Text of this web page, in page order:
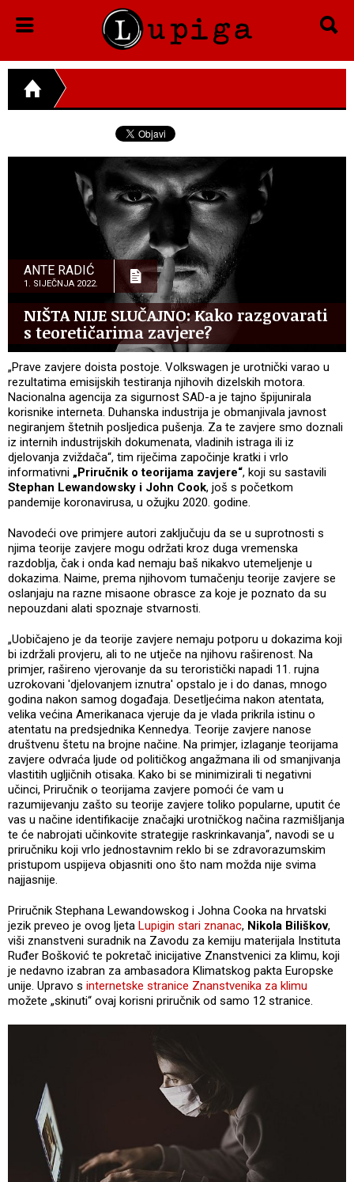
ANTE RADIĆ
1. SIJEČNJA 2022.
NIŠTA NIJE SLUČAJNO: Kako razgovarati
s teoretičarima zavjere?
„Prave zavjere doista postoje. Volkswagen je urotnički varao u
rezultatima emisijskih testiranja njihovih dizelskih motora.
Nacionalna agencija za sigurnost SAD-a je tajno špijunirala
korisnike interneta. Duhanska industrija je obmanjivala javnost
negiranjem štetnih posljedica pušenja. Za te zavjere smo doznali
iz internih industrijskih dokumenata, vladinih istraga ili iz
djelovanja zviždača“, tim riječima započinje kratki i vrlo
informativni „Priručnik o teorijama zavjere“, koji su sastavili
Stephan Lewandowsky i John Cook, još s početkom
pandemije koronavirusa, u ožujku 2020. godine.
Navodeći ove primjere autori zaključuju da se u suprotnosti s
njima teorije zavjere mogu održati kroz duga vremenska
razdoblja, čak i onda kad nemaju baš nikakvo utemeljenje u
dokazima. Naime, prema njihovom tumačenju teorije zavjere se
oslanjaju na razne misaone obrasce za koje je poznato da su
nepouzdani alati spoznaje stvarnosti.
„Uobičajeno je da teorije zavjere nemaju potporu u dokazima koji
bi izdržali provjeru, ali to ne utječe na njihovu raširenost. Na
primjer, rašireno vjerovanje da su teroristički napadi 11. rujna
uzrokovani 'djelovanjem iznutra' opstalo je i do danas, mnogo
godina nakon samog događaja. Desetljećima nakon atentata,
velika većina Amerikanaca vjeruje da je vlada prikrila istinu o
atentatu na predsjednika Kennedya. Teorije zavjere nanose
društvenu štetu na brojne načine. Na primjer, izlaganje teorijama
zavjere odvraća ljude od političkog angažmana ili od smanjivanja
vlastitih ugljičnih otisaka. Kako bi se minimizirali ti negativni
učinci, Priručnik o teorijama zavjere pomoći će vam u
razumijevanju zašto su teorije zavjere toliko popularne, uputit će
vas u načine identifikacije značajki urotničkog načina razmišljanja
te će nabrojati učinkovite strategije raskrinkavanja“, navodi se u
priručniku koji vrlo jednostavnim reklo bi se zdravorazumskim
pristupom uspijeva objasniti ono što nam možda nije svima
najjasnije.
Priručnik Stephana Lewandowskog i Johna Cooka na hrvatski
jezik preveo je ovog ljeta Lupigin stari znanac, Nikola Biliškov,
viši znanstveni suradnik na Zavodu za kemiju materijala Instituta
Ruđer Bošković te pokretač inicijative Znanstvenici za klimu, koji
je nedavno izabran za ambasadora Klimatskog pakta Europske
unije. Upravo s internetske stranice Znanstvenika za klimu
možete „skinuti“ ovaj korisni priručnik od samo 12 stranice.